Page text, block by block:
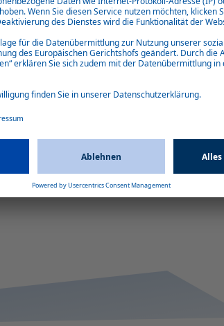
und Effizienz.
Automatische